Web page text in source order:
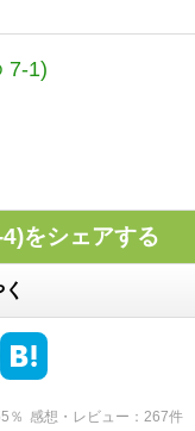
7-1)
をシェアする
％ 感想・レビュー 267件